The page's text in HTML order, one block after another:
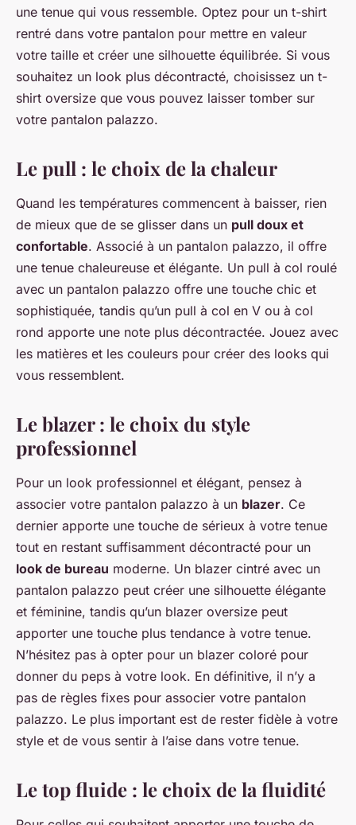
une tenue qui vous ressemble. Optez pour un t-shirt
rentré dans votre pantalon pour mettre en valeur
votre taille et créer une silhouette équilibrée. Si vous
souhaitez un look plus décontracté, choisissez un t-
shirt oversize que vous pouvez laisser tomber sur
votre pantalon palazzo.
Le pull : le choix de la chaleur
Quand les températures commencent à baisser, rien
de mieux que de se glisser dans un pull doux et
confortable. Associé à un pantalon palazzo, il offre
une tenue chaleureuse et élégante. Un pull à col roulé
avec un pantalon palazzo offre une touche chic et
sophistiquée, tandis qu’un pull à col en V ou à col
rond apporte une note plus décontractée. Jouez avec
les matières et les couleurs pour créer des looks qui
vous ressemblent.
Le blazer : le choix du style
professionnel
Pour un look professionnel et élégant, pensez à
associer votre pantalon palazzo à un blazer. Ce
dernier apporte une touche de sérieux à votre tenue
tout en restant suffisamment décontracté pour un
look de bureau moderne. Un blazer cintré avec un
pantalon palazzo peut créer une silhouette élégante
et féminine, tandis qu’un blazer oversize peut
apporter une touche plus tendance à votre tenue.
N’hésitez pas à opter pour un blazer coloré pour
donner du peps à votre look. En définitive, il n’y a
pas de règles fixes pour associer votre pantalon
palazzo. Le plus important est de rester fidèle à votre
style et de vous sentir à l’aise dans votre tenue.
Le top fluide : le choix de la fluidité